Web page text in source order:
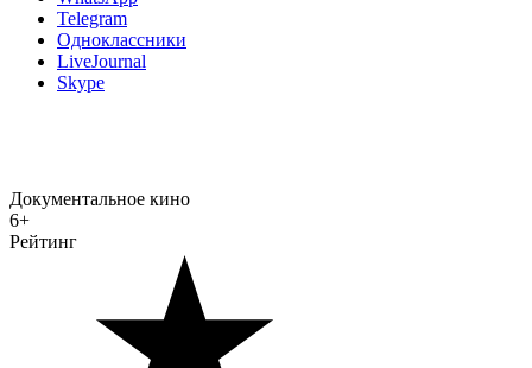
Telegram
Одноклассники
LiveJournal
Skype
Документальное кино
6+
Рейтинг